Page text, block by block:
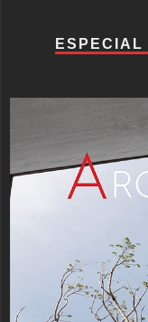
ESPECIAL